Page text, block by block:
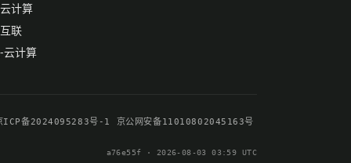
计算
联
云计算
ICP备2024095283号-1
京公网安备11010802045163号
a76e55f · 2026-08-03 03:59 UTC